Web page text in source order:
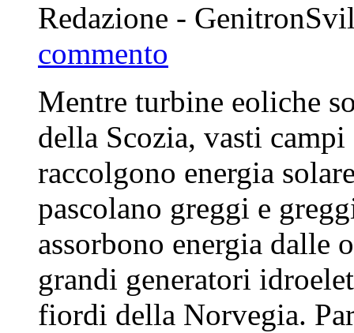
Redazione -
commento
Mentre turbine eoliche
della Scozia, vasti
raccolgono energia
pascolano greggi e
assorbono energia dalle
grandi generatori
fiordi della Norvegia.